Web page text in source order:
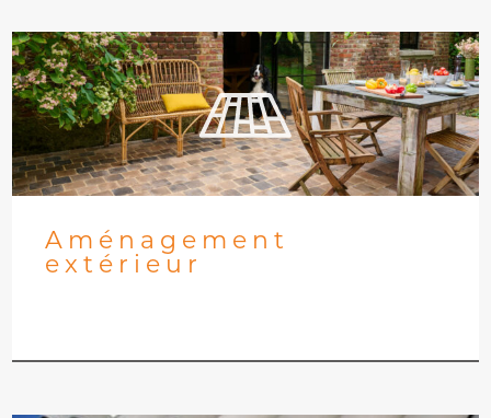
Aménagement
extérieur